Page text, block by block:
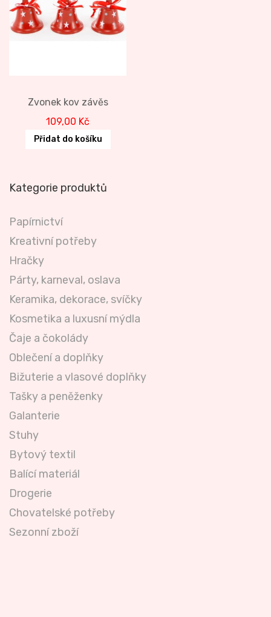
Zvonek kov závěs
109,00 Kč
Přidat do košíku
Kategorie produktů
Papírnictví
Kreativní potřeby
Hračky
Párty, karneval, oslava
Keramika, dekorace, svíčky
Kosmetika a luxusní mýdla
Čaje a čokolády
Oblečení a doplňky
Bižuterie a vlasové doplňky
Tašky a peněženky
Galanterie
Stuhy
Bytový textil
Balící materiál
Drogerie
Chovatelské potřeby
Sezonní zboží